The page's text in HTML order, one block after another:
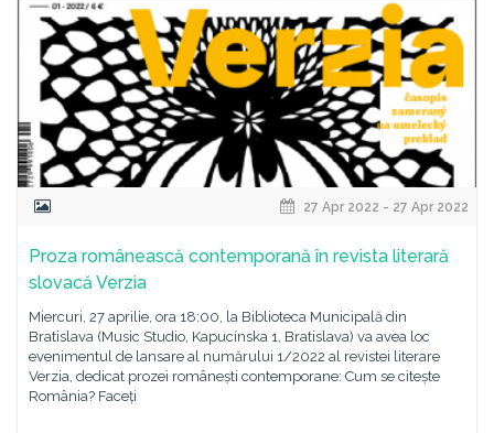
27 Apr 2022 - 27 Apr 2022
Proza românească contemporană în revista literară
slovacă Verzia
Miercuri, 27 aprilie, ora 18:00, la Biblioteca Municipală din
Bratislava (Music Studio, Kapucínska 1, Bratislava) va avea loc
evenimentul de lansare al numărului 1/2022 al revistei literare
Verzia, dedicat prozei românești contemporane: Cum se citește
România? Faceți